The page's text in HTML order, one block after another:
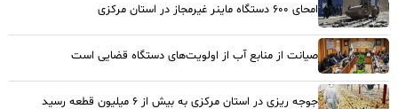
امحای ۶۰۰ دستگاه ماینر غیرمجاز در استان مرکزی
صیانت از منابع آب از اولویت‌های دستگاه قضایی است
جوجه ریزی در استان مرکزی به بیش از ۶ میلیون قطعه رسید